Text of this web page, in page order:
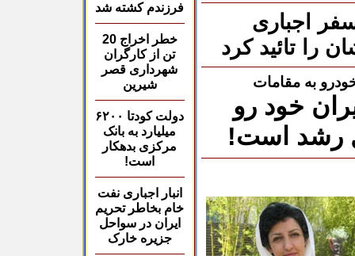
فرزندم کشته شد
خطر اخراج 20
تن از کارگران
شهرداری قصر
شیرین
دولت کودتا ۶۲۰۰
میلیارد به بانک
مرکزی بدهکار
است!
انبار اجباری نفت
خام بخاطر تحریم
ایران در سواحل
جزيره خارک
اجباری
را تائید کرد
به مقامات
خود رو
رشد است!